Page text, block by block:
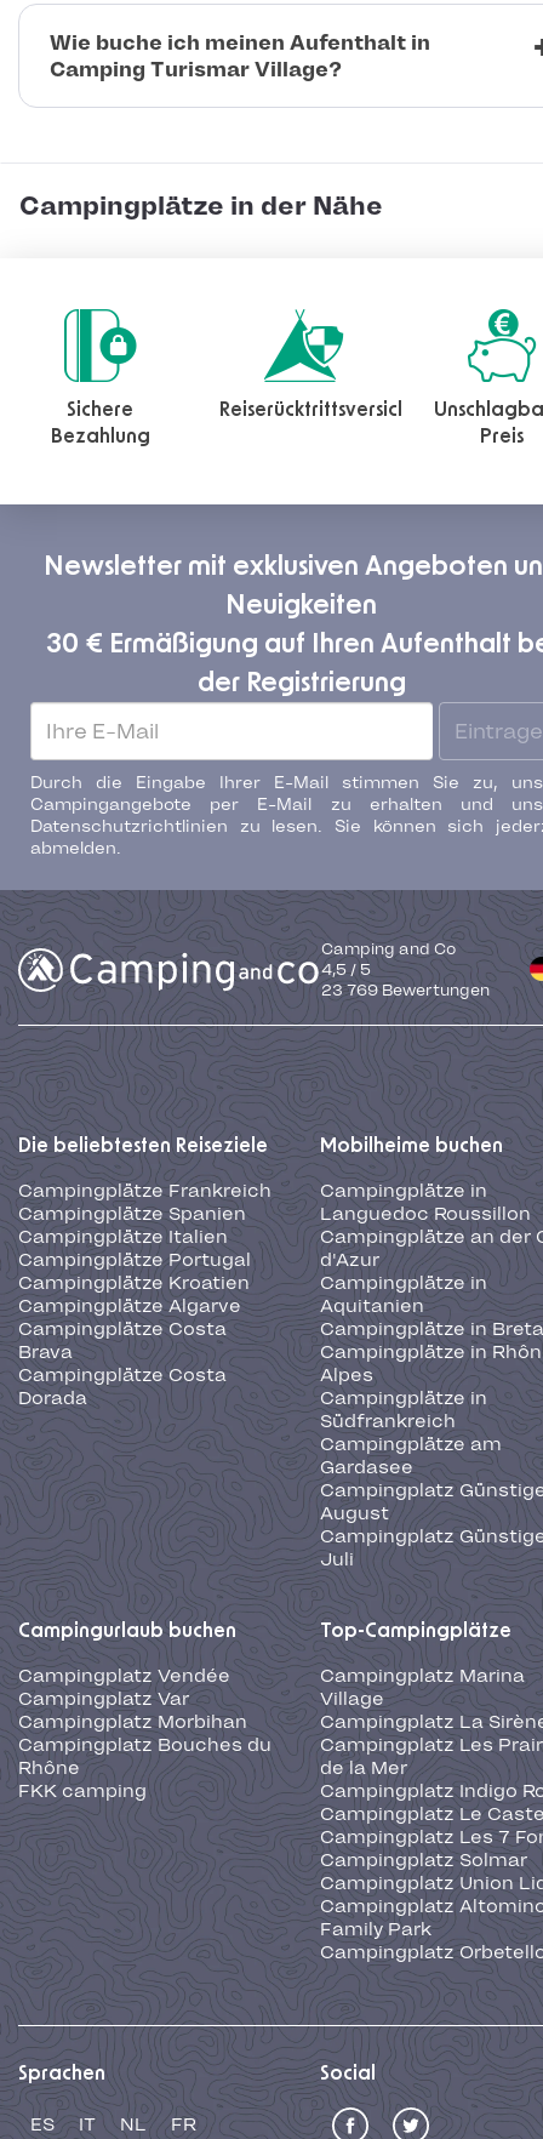
Wie buche ich meinen Aufenthalt in
Camping Turismar Village?
Campingplätze in der Nähe
Sichere
Bezahlung
Reiserücktrittsversicherung
Preis
Newsletter mit exklusiven Angeboten
Neuigkeiten
30 € Ermäßigung auf Ihren Aufenthalt
der Registrierung
Durch die Eingabe Ihrer E-Mail stimmen Sie zu,
Campingangebote per E-Mail zu erhalten und
Datenschutzrichtlinien zu lesen. Sie können sich
abmelden.
Camping and Co
4,5 / 5
23 769Bewertungen
Die beliebtesten Reiseziele
Campingplätze Frankreich
Campingplätze Spanien
Campingplätze Italien
Campingplätze Portugal
Campingplätze Kroatien
Campingplätze Algarve
Campingplätze Costa
Brava
Campingplätze Costa
Dorada
Mobilheime buchen
Campingplätze in
Languedoc Roussillon
Campingplätze an der
d'Azur
Campingplätze in
Aquitanien
Campingplätze in
Campingplätze in
Alpes
Campingplätze in
Südfrankreich
Campingplätze am
Gardasee
Campingplatz
August
Campingplatz
Juli
Campingurlaub buchen
Campingplatz Vendée
Campingplatz Var
Campingplatz Morbihan
Campingplatz Bouches du
Rhône
FKK camping
Top-Campingplätze
Campingplatz Marina
Village
Campingplatz La
Campingplatz Les
de la Mer
Campingplatz Indigo
Campingplatz Le
Campingplatz Les 7
Campingplatz Solmar
Campingplatz Union
Campingplatz
Family Park
Campingplatz
Sprachen
ES IT NL
FR
Social